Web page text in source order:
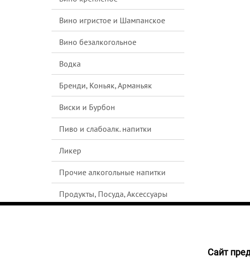
Вино игристое и Шампанское
Вино безалкогольное
Водка
Бренди, Коньяк, Арманьяк
Виски и Бурбон
Пиво и слабоалк. напитки
Ликер
Прочие алкогольные напитки
Продукты, Посуда, Аксессуары
3121руб.
Cайт